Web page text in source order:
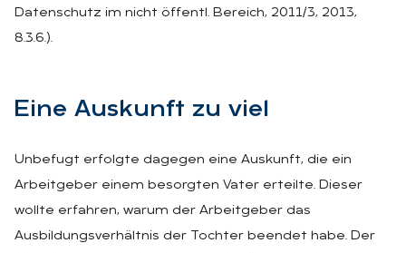
Datenschutz im nicht öffentl. Bereich, 2011/3, 2013,
8.3.6.).
Eine Aus­kunft zu viel
Unbefugt erfolgte dagegen eine Auskunft, die ein
Arbeitgeber einem besorgten Vater erteilte. Dieser
wollte erfahren, warum der Arbeitgeber das
Ausbildungsverhältnis der Tochter beendet habe. Der